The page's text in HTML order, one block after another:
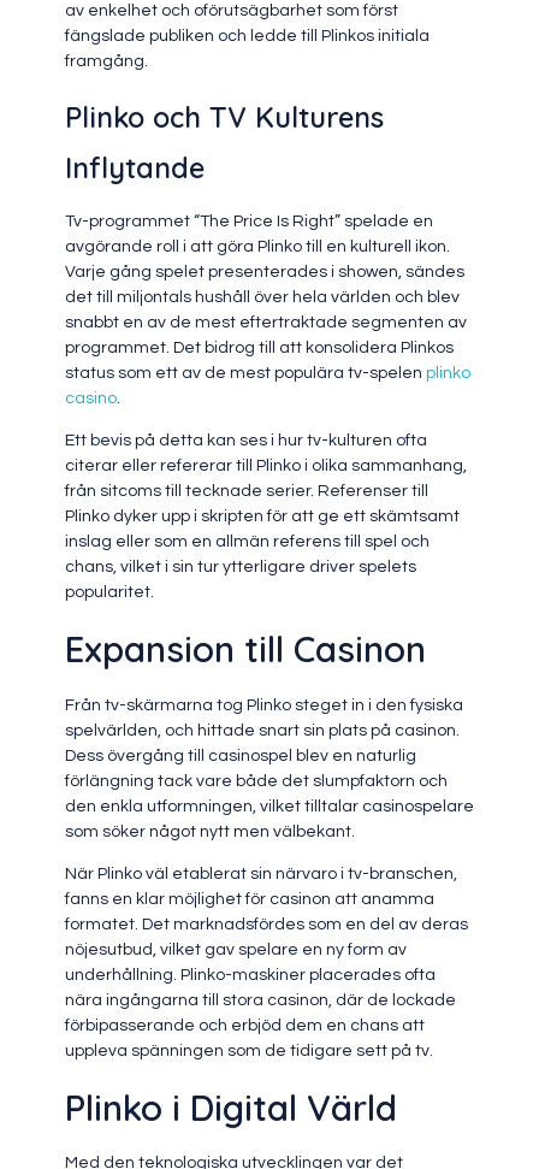
av enkelhet och oförutsägbarhet som först
fängslade publiken och ledde till Plinkos initiala
framgång.
Plinko och TV Kulturens
Inflytande
Tv-programmet “The Price Is Right” spelade en
avgörande roll i att göra Plinko till en kulturell ikon.
Varje gång spelet presenterades i showen, sändes
det till miljontals hushåll över hela världen och blev
snabbt en av de mest eftertraktade segmenten av
programmet. Det bidrog till att konsolidera Plinkos
status som ett av de mest populära tv-spelen plinko
casino.
Ett bevis på detta kan ses i hur tv-kulturen ofta
citerar eller refererar till Plinko i olika sammanhang,
från sitcoms till tecknade serier. Referenser till
Plinko dyker upp i skripten för att ge ett skämtsamt
inslag eller som en allmän referens till spel och
chans, vilket i sin tur ytterligare driver spelets
popularitet.
Expansion till Casinon
Från tv-skärmarna tog Plinko steget in i den fysiska
spelvärlden, och hittade snart sin plats på casinon.
Dess övergång till casinospel blev en naturlig
förlängning tack vare både det slumpfaktorn och
den enkla utformningen, vilket tilltalar casinospelare
som söker något nytt men välbekant.
När Plinko väl etablerat sin närvaro i tv-branschen,
fanns en klar möjlighet för casinon att anamma
formatet. Det marknadsfördes som en del av deras
nöjesutbud, vilket gav spelare en ny form av
underhållning. Plinko-maskiner placerades ofta
nära ingångarna till stora casinon, där de lockade
förbipasserande och erbjöd dem en chans att
uppleva spänningen som de tidigare sett på tv.
Plinko i Digital Värld
Med den teknologiska utvecklingen var det